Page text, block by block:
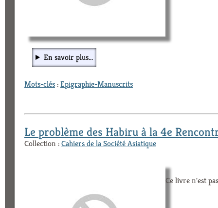
En savoir plus...
Mots-clés:Epigraphie-Manuscrits
Le problème des Habiru à la 4e
Collection :Cahiers de la Société Asiatique
Ce livre n'est